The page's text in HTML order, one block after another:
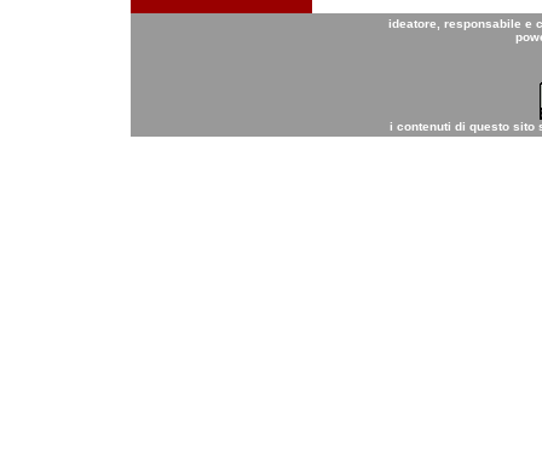
ideatore, responsabile e
i contenuti di questo sito